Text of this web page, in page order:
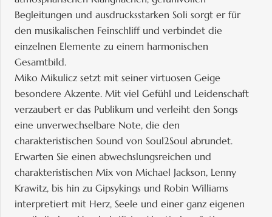
Begleitungen und ausdrucksstarken Soli sorgt er für
den musikalischen Feinschliff und verbindet die
einzelnen Elemente zu einem harmonischen
Gesamtbild.
Miko Mikulicz setzt mit seiner virtuosen Geige
besondere Akzente. Mit viel Gefühl und Leidenschaft
verzaubert er das Publikum und verleiht den Songs
eine unverwechselbare Note, die den
charakteristischen Sound von Soul2Soul abrundet.
Erwarten Sie einen abwechslungsreichen und
charakteristischen Mix von Michael Jackson, Lenny
Krawitz, bis hin zu Gipsykings und Robin Williams
interpretiert mit Herz, Seele und einer ganz eigenen